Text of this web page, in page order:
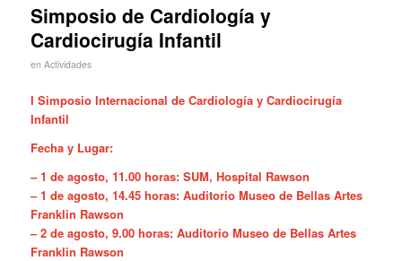
Simposio de Cardiología y
Cardiocirugía Infantil
en Actividades
I Simposio Internacional de Cardiología y Cardiocirugía
Infantil
Fecha y Lugar:
– 1 de agosto, 11.00 horas: SUM, Hospital Rawson
– 1 de agosto, 14.45 horas: Auditorio Museo de Bellas Artes
Franklin Rawson
– 2 de agosto, 9.00 horas: Auditorio Museo de Bellas Artes
Franklin Rawson